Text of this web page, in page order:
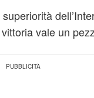
vale un